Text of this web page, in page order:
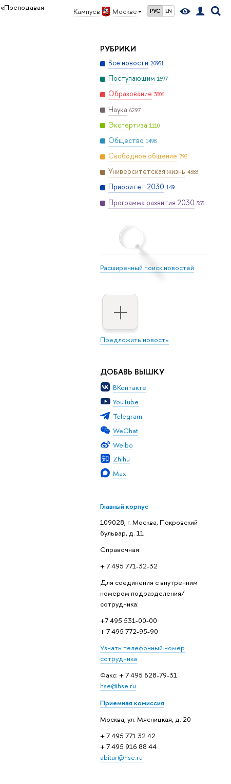
Кампус в Москве РУС EN
«Преподавая
РУБРИКИ
Все новости 20951
Поступающим 1697
Образование 3806
Наука 6297
Экспертиза 1110
Общество 1498
Свободное общение 793
Университетская жизнь 4383
Приоритет 2030 149
Программа развития 2030 355
Расширенный поиск новостей
Предложить новость
ДОБАВЬ ВЫШКУ
ВКонтакте
YouTube
Telegram
WeChat
Weibo
Zhihu
Max
Главный корпус
109028, г. Москва, Покровский
бульвар, д. 11
Справочная:
+ 7 495 771-32-32
Для соединения с внутренним
номером подразделения/
сотрудника:
+7 495 531-00-00
+ 7 495 772-95-90
Узнать телефонный номер
сотрудника
Факс: + 7 495 628-79-31
hse@hse.ru
Приемная комиссия
Москва, ул. Мясницкая, д. 20
+ 7 495 771 32 42
+ 7 495 916 88 44
abitur@hse.ru